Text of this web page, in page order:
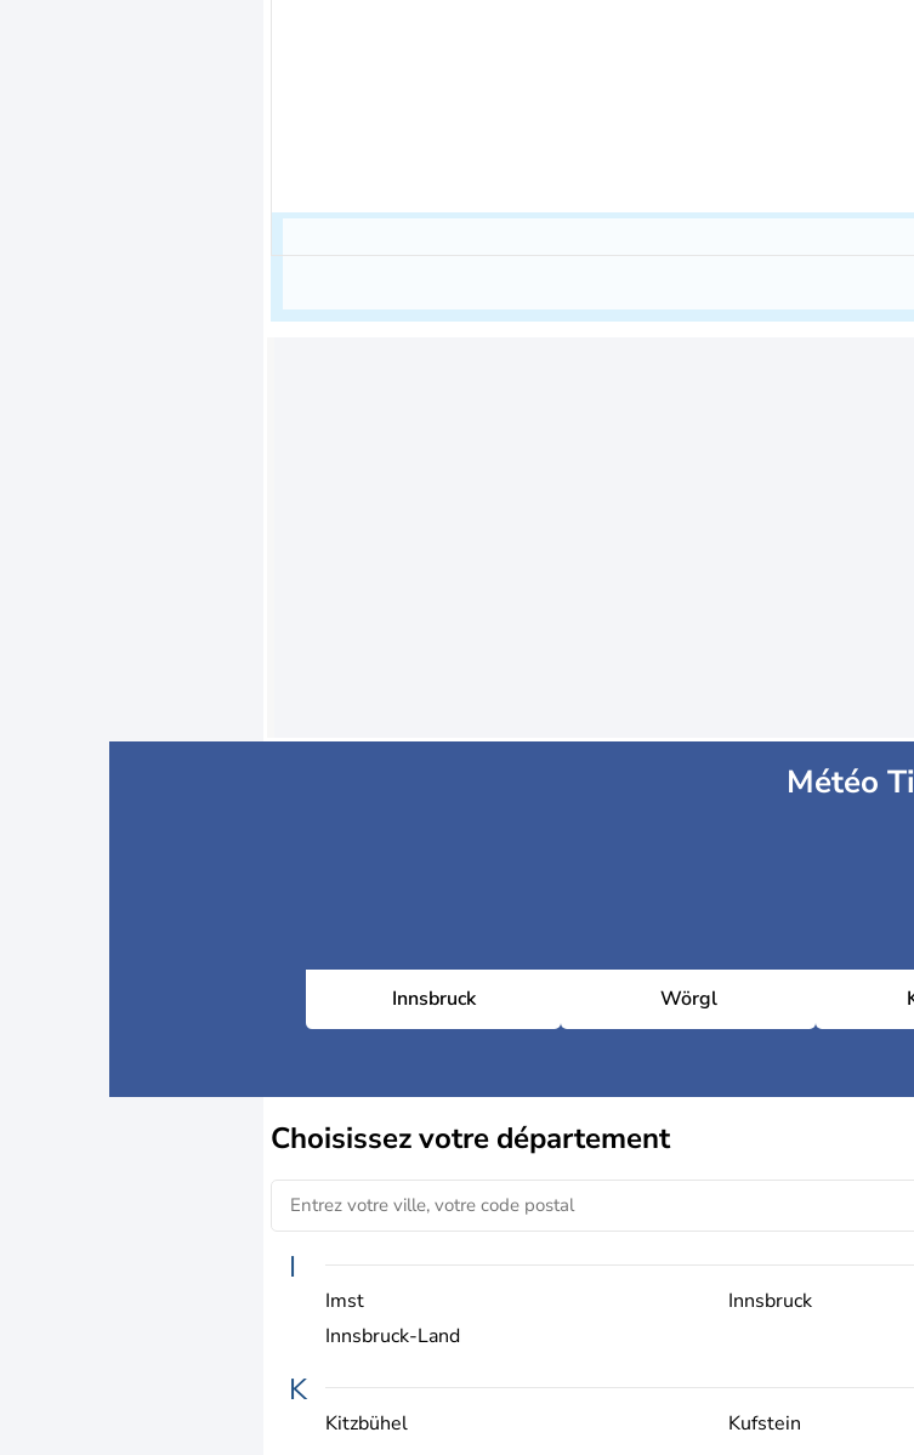
Météo
Innsbruck Wörgl
Choisissezvotre département
I
Imst
Innsbruck
Innsbruck-Land
K
Kitzbühel Kufstein